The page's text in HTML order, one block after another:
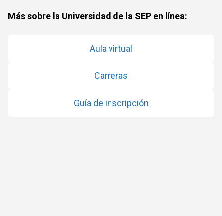
Más sobre la Universidad de la SEP en línea:
Aula virtual
Carreras
Guía de inscripción